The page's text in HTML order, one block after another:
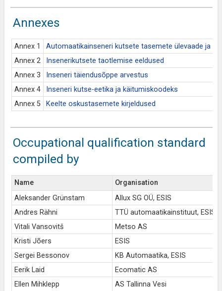
Annexes
Annex 1
Automaatikainseneri kutsete tasemete ülevaade ja
Annex 2
Insenerikutsete taotlemise eeldused
Annex 3
Inseneri täiendusõppe arvestus
Annex 4
Inseneri kutse-eetika ja käitumiskoodeks
Annex 5
Keelte oskustasemete kirjeldused
Occupational qualification standard
compiled by
Name
Organisation
Aleksander Grünstam
Allux SG OÜ, ESIS
Andres Rähni
TTÜ automaatikainstituut, ESIS
Vitali Vansovitš
Metso AS
Kristi Jõers
ESIS
Sergei Bessonov
KB Automaatika, ESIS
Eerik Laid
Ecomatic AS
Ellen Mihklepp
AS Tallinna Vesi